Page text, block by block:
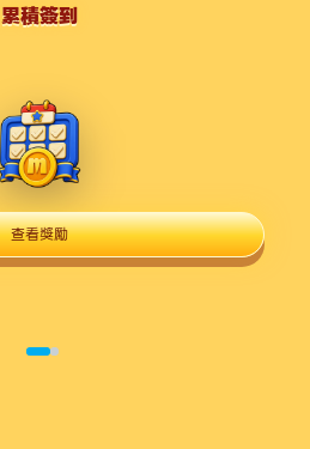
累積簽到
查看獎勵